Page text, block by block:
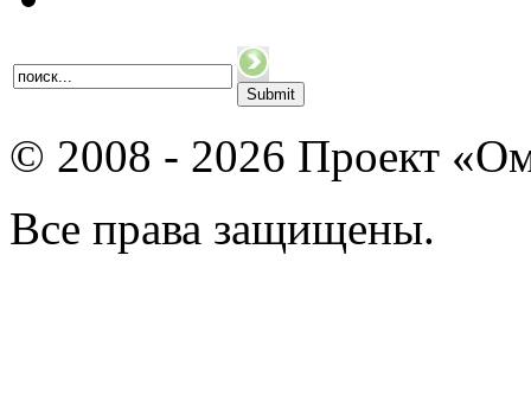
© 2008 - 2026 Проект
Все права защищены.